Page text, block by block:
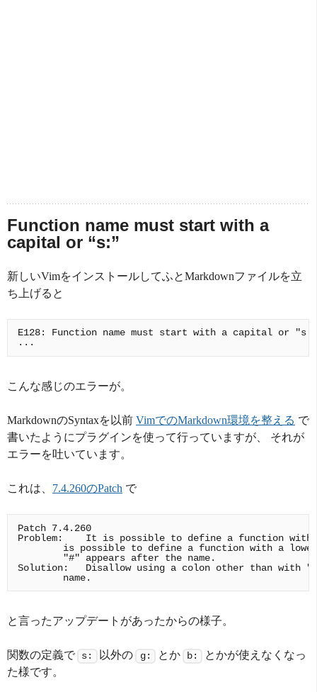
Function name must start with a
capital or “s:”
新しいVimをインストールしてふとMarkdownファイルを立
ち上げると
E128: Function name must start with a capital or "s:":
こんな感じのエラーが。
MarkdownのSyntaxを以前 VimでのMarkdown環境を整える で
書いたようにプラグインを使って行っていますが、 それが
エラーを吐いています。
これは、 7.4.260のPatch で
Patch 7.4.260
Problem:    It is possible to define a function with
is possible to define a function with a
        "#" appears after the name.
Solution:   Disallow using a colon other than with
と言ったアップデートがあったからの様子。
関数の定義で s: 以外の g: とか b:
とかが使えなくなっ
た様です。